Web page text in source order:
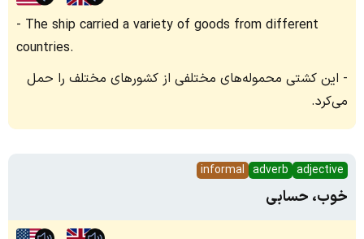
The ship carried a variety of goods from different
countries.
این کشتی محموله‌های مختلفی از کشورهای مختلف را حمل
می‌کرد.
adjective
adverb
informal
خوب، حسابی